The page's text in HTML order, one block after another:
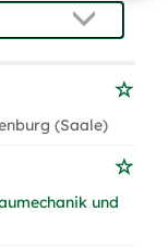
(Saale)
und